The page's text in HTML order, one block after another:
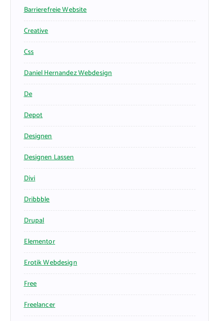
Barrierefreie Website
Creative
Css
Daniel Hernandez Webdesign
De
Depot
Designen
Designen Lassen
Divi
Dribbble
Drupal
Elementor
Erotik Webdesign
Free
Freelancer